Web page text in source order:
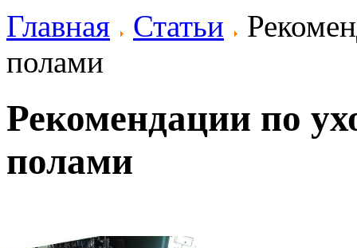
Главная Статьи
полами
Рекомендации по
полами